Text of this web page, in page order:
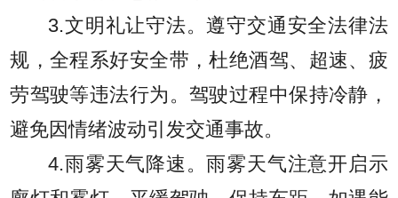
3.文明礼让守法。遵守交通安全法律法
规，全程系好安全带，杜绝酒驾、超速、疲
劳驾驶等违法行为。驾驶过程中保持冷静，
避免因情绪波动引发交通事故。
4.雨雾天气降速。雨雾天气注意开启示